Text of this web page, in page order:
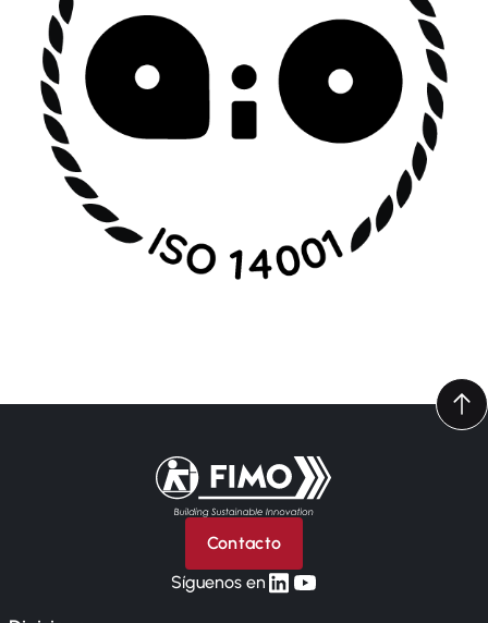
Volver a la página principal
Contacto
Síguenos enlinkedin
yt